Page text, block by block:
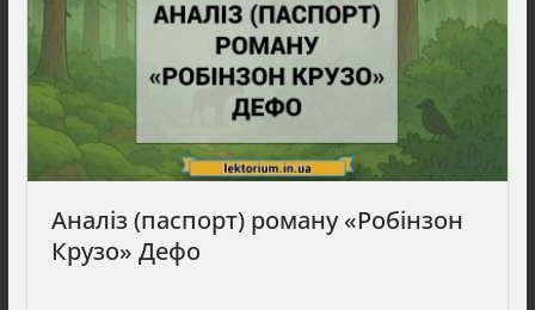
Аналіз (паспорт) роману «Робінзон
Крузо» Дефо